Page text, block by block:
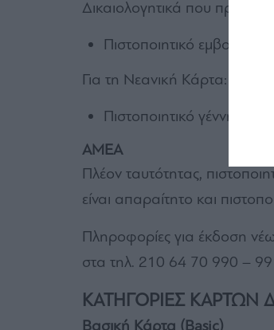
Δικαιολογητικά που
Πιστοποιητικό
Για τη Νεανική Κάρτα:
Πιστοποιητικό γέννησης
ΑΜΕΑ
Πλέον ταυτότητας,
είναι απαραίτητο και
Πληροφορίες για έκδοση
στα τηλ. 210 64 70 990 –
ΚΑΤΗΓΟΡΙΕΣ ΚΑΡΤΩΝ
Βασική Κάρτα (Basic)